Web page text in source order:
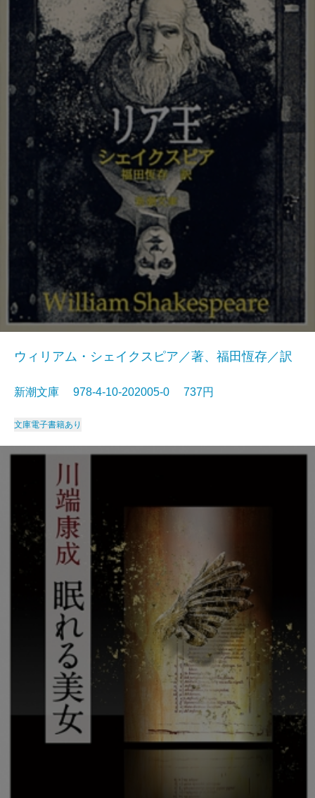
ウィリアム・シェイクスピア／著、福田恆存／訳
新潮文庫 978-4-10-202005-0 737円
文庫電子書籍あり